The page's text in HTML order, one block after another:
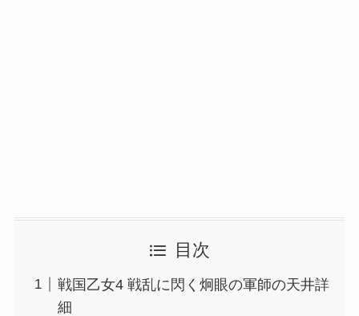
目次
戦国乙女4 戦乱に閃く炯眼の軍師の天井詳
細